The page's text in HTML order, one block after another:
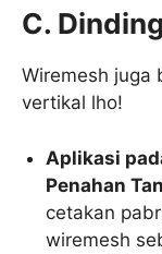
C.
Wiremesh juga
vertikal lho!
Aplikasi
Penahan
cetakan
wiremesh